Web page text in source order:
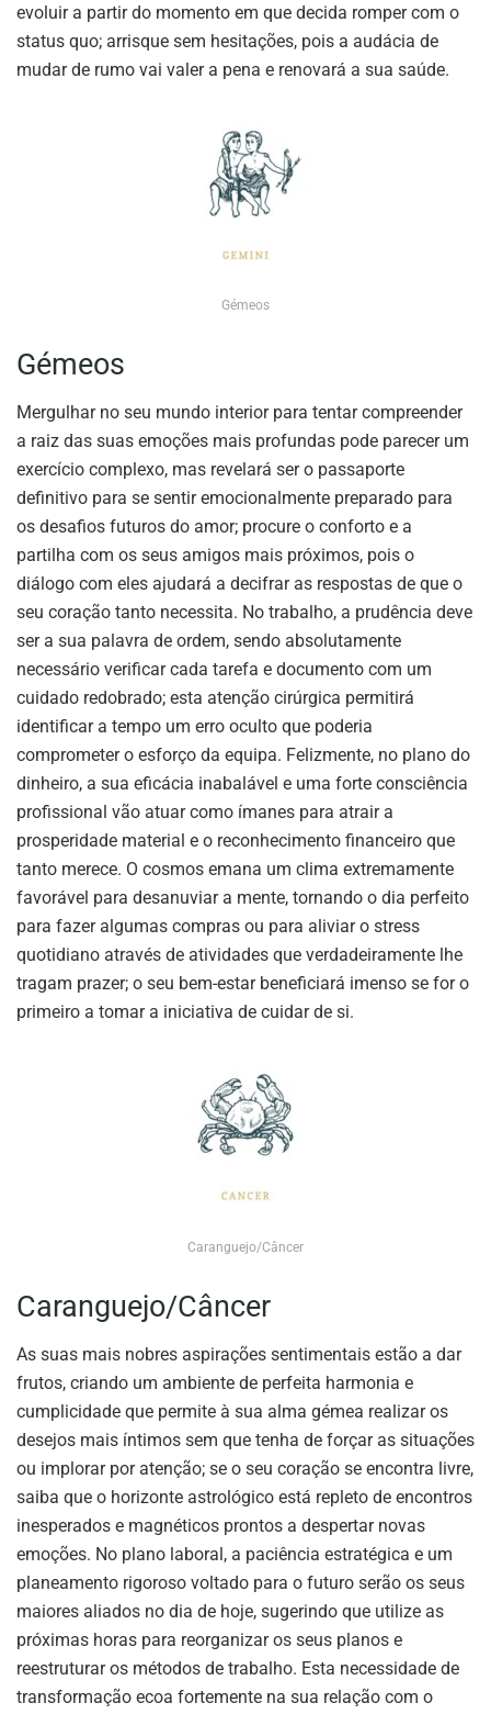
evoluir a partir do momento em que decida romper com o
status quo; arrisque sem hesitações, pois a audácia de
mudar de rumo vai valer a pena e renovará a sua saúde.
Gémeos
Gémeos
Mergulhar no seu mundo interior para tentar compreender
a raiz das suas emoções mais profundas pode parecer um
exercício complexo, mas revelará ser o passaporte
definitivo para se sentir emocionalmente preparado para
os desafios futuros do amor; procure o conforto e a
partilha com os seus amigos mais próximos, pois o
diálogo com eles ajudará a decifrar as respostas de que o
seu coração tanto necessita. No trabalho, a prudência deve
ser a sua palavra de ordem, sendo absolutamente
necessário verificar cada tarefa e documento com um
cuidado redobrado; esta atenção cirúrgica permitirá
identificar a tempo um erro oculto que poderia
comprometer o esforço da equipa. Felizmente, no plano do
dinheiro, a sua eficácia inabalável e uma forte consciência
profissional vão atuar como ímanes para atrair a
prosperidade material e o reconhecimento financeiro que
tanto merece. O cosmos emana um clima extremamente
favorável para desanuviar a mente, tornando o dia perfeito
para fazer algumas compras ou para aliviar o stress
quotidiano através de atividades que verdadeiramente lhe
tragam prazer; o seu bem-estar beneficiará imenso se for o
primeiro a tomar a iniciativa de cuidar de si.
Caranguejo/Câncer
Caranguejo/Câncer
As suas mais nobres aspirações sentimentais estão a dar
frutos, criando um ambiente de perfeita harmonia e
cumplicidade que permite à sua alma gémea realizar os
desejos mais íntimos sem que tenha de forçar as situações
ou implorar por atenção; se o seu coração se encontra livre,
saiba que o horizonte astrológico está repleto de encontros
inesperados e magnéticos prontos a despertar novas
emoções. No plano laboral, a paciência estratégica e um
planeamento rigoroso voltado para o futuro serão os seus
maiores aliados no dia de hoje, sugerindo que utilize as
próximas horas para reorganizar os seus planos e
reestruturar os métodos de trabalho. Esta necessidade de
transformação ecoa fortemente na sua relação com o